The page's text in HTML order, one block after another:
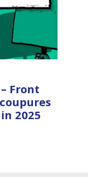
Front
2025